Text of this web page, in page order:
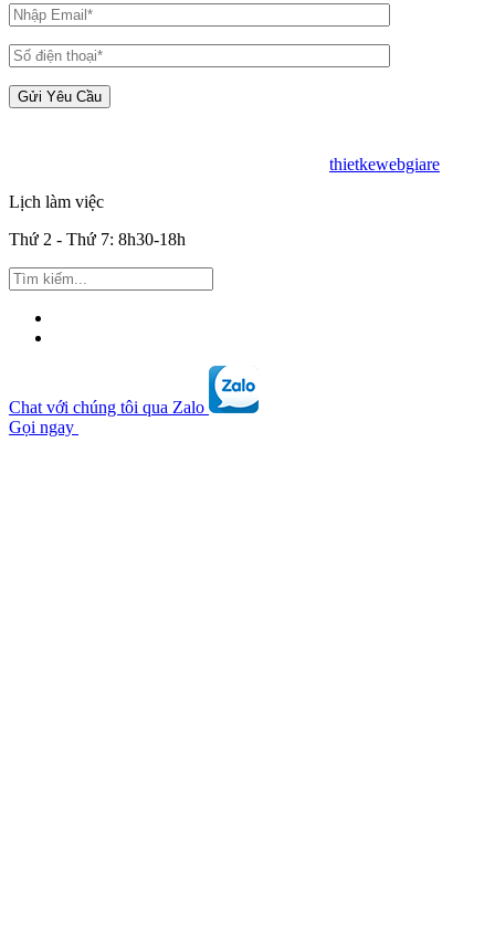
thietkewebgiare
Lịch làm việc
Thứ 2 - Thứ 7: 8h30-18h
Chat với chúng tôi qua Zalo
Gọi ngay